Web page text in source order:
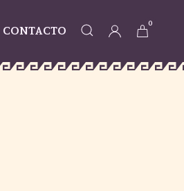
CONTACTO
0